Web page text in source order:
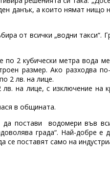
данък, а които нямат нищо
от всички „водни такси“.
2 кубически метра вода
размер. Ако разходва
2 лв. на лице.
на лице, с изключение на
в общината.
постави водомери във
града“. Най-добре е
се поставят само на